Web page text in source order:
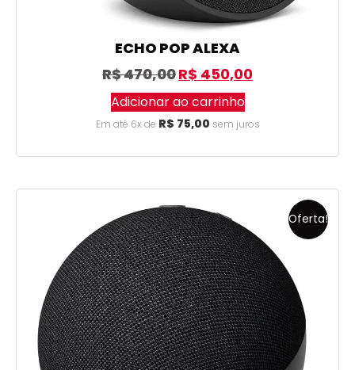
ECHO POP ALEXA
R$470,00R$ 450,00
Adicionar ao carrinho
Em até 6x de R$ 75,00 sem juros
Oferta!